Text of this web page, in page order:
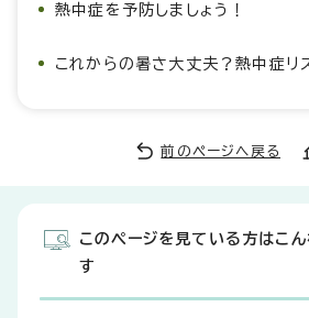
熱中症を予防しましょう！
これからの暑さ大丈夫？熱中症リ
前のページへ戻る
このページを見ている方はこ
す